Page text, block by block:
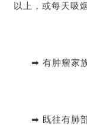
以上，或每天吸
➡ 有肿瘤家
➡ 既往有肺